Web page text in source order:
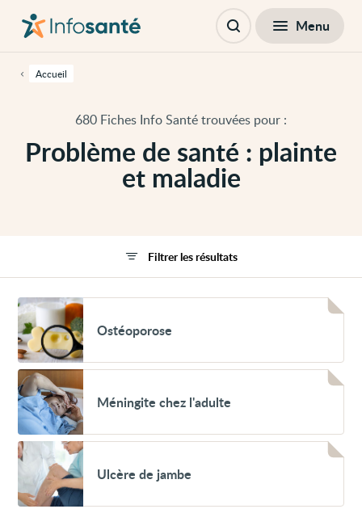
contenu
cette
principale
PasserProblème de santé : plainte
et maladie
680 Fiches Info Santé trouvées pour :
Accueil
principale
Ouvrir Menu
Voir
Ostéoporose
Ostéoporose
Voir
Méningite
chez
l'adulte
Méningite chez l'adulte
Voir
Ulcère
jambe
Ulcère de jambe
Filtrer les résultats
Filtres Fermer